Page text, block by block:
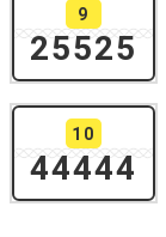
9
25525
10
44444